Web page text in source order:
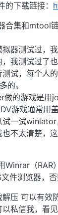
下载链接：
合集和mtool链
器测试过，
我测试过了
试，每个人
的。
做的游戏是
游戏通常用
一试
不太清楚，
Winrar（RAR
件浏览器，
压 可以有效
私信我，看见